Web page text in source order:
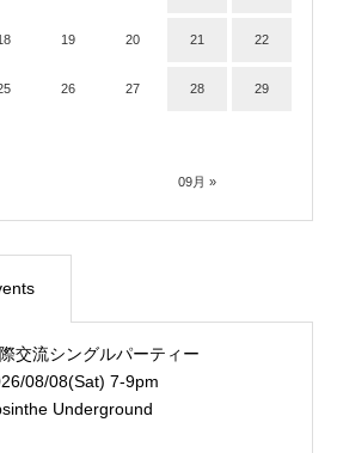
09月 »
19 20 21 22
26 27 28 29
交流シングルパーティー
08/08(Sat) 7-9pm
Underground